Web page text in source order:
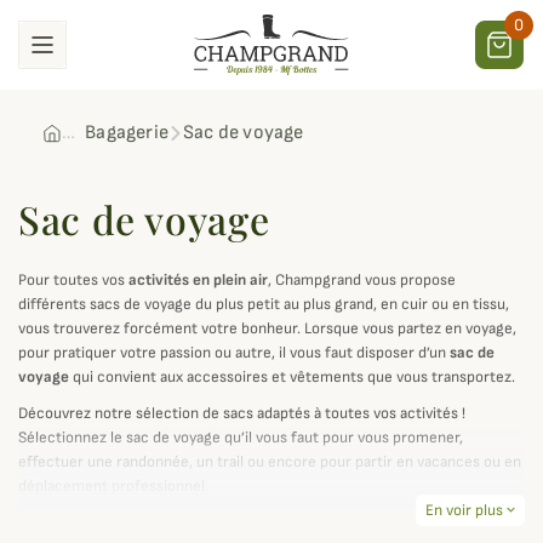
0
Bagagerie Sac de voyage
Sac de voyage
Pour toutes vosactivités en plein air, Champgrand vous propose
différents sacs de voyage du plus petit au plus grand, en cuir ou en tissu,
vous trouverez forcément votre bonheur. Lorsque vous partez en voyage,
pour pratiquer votre passion ou autre, il vous faut disposer d’unsac de
voyagequi convient aux accessoires et vêtements que vous transportez.
Découvrez notre sélection de sacs adaptés à toutes vos activités !
Sélectionnez le sac de voyage qu’il vous faut pour vous promener,
effectuer une randonnée, un trail ou encore pour partir en vacances ou en
Non seulement les sacs de voyage que nous proposons sont de très bonne
En voir plus expand_more